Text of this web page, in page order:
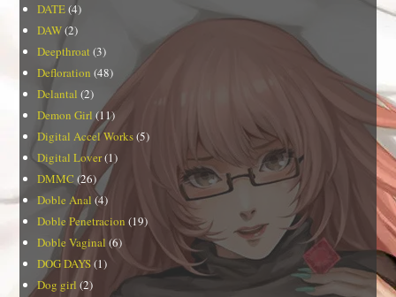
DATE(4)
DAW(2)
Deepthroat (3)
Defloration (48)
Delantal (2)
Demon Girl (11)
Digital Accel Works(5)
Digital Lover(1)
DMMC (26)
Doble Anal (4)
Doble Penetracion (19)
Doble Vaginal (6)
DOG DAYS(1)
Dog girl (2)